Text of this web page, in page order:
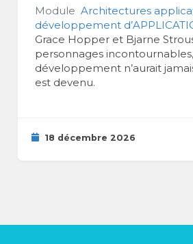
Module Architectures
développement
Grace Hopper et Bjarne
personnages
développement n’aurait
est devenu.
18 décembre 2026